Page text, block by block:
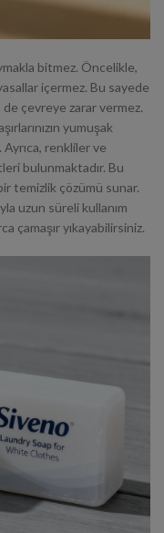
bitmez. Öncelikle,
içermez. Bu sayede
de çevreye zarar vermez.
yumuşak
Ayrıca, renkliler ve
bulunmaktadır. Bu
temizlik çözümü sunar.
uzun süreli kullanım
çamaşır yıkayabilirsiniz.